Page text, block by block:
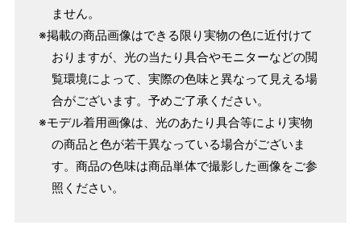
ません。
※掲載の商品画像はできる限り実物の色に近付けて
おりますが、光の当たり具合やモニターなどの閲
覧環境によって、実際の色味と異なって見える場
合がございます。予めご了承ください。
※モデル着用画像は、光のあたり具合等により実物
の商品と色が若干異なっている場合がございま
す。商品の色味は商品単体で撮影した画像をご参
照ください。